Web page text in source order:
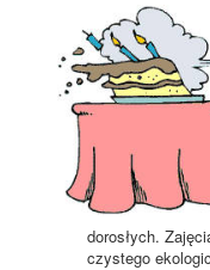
dorosłych.
czystego